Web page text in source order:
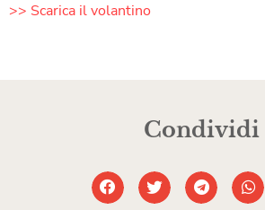
>> Scarica il volantino
Condividi